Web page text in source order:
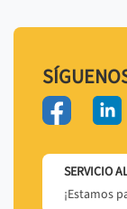
SERVICIO
¡Estamos